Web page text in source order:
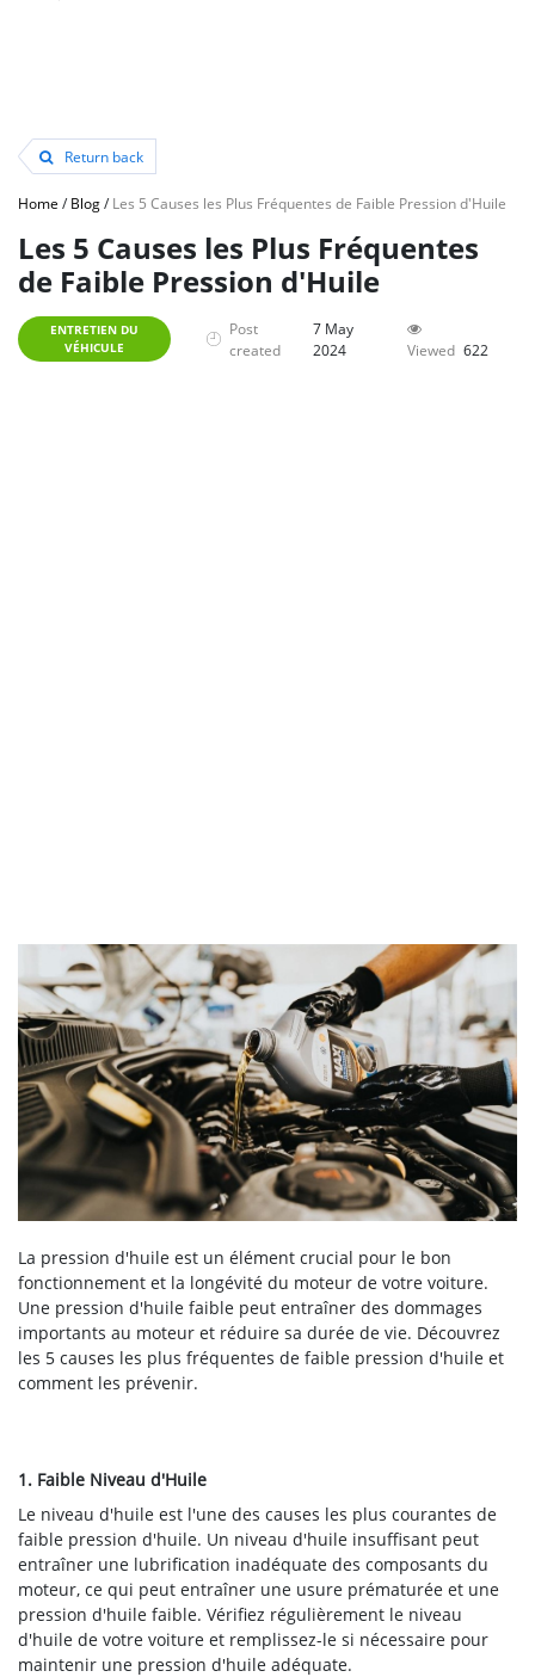
Return back
Home /Blog/Les 5 Causes les Plus Fréquentes de Faible Pression d'Huile
Les 5 Causes les Plus Fréquentes
de Faible Pression d'Huile
ENTRETIEN DU
VÉHICULE
Post
created
7 May
2024
Viewed 622
La pression d'huile est un élément crucial pour le bon
fonctionnement et la longévité du moteur de votre voiture.
Une pression d'huile faible peut entraîner des dommages
importants au moteur et réduire sa durée de vie. Découvrez
les 5 causes les plus fréquentes de faible pression d'huile et
comment les prévenir.
1. Faible Niveau d'Huile
Le niveau d'huile est l'une des causes les plus courantes de
faible pression d'huile. Un niveau d'huile insuffisant peut
entraîner une lubrification inadéquate des composants du
moteur, ce qui peut entraîner une usure prématurée et une
pression d'huile faible. Vérifiez régulièrement le niveau
d'huile de votre voiture et remplissez-le si nécessaire pour
maintenir une pression d'huile adéquate.